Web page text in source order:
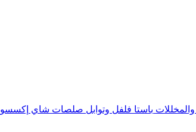
والمخللات باستا فلفل وتوابل صلصات شاي